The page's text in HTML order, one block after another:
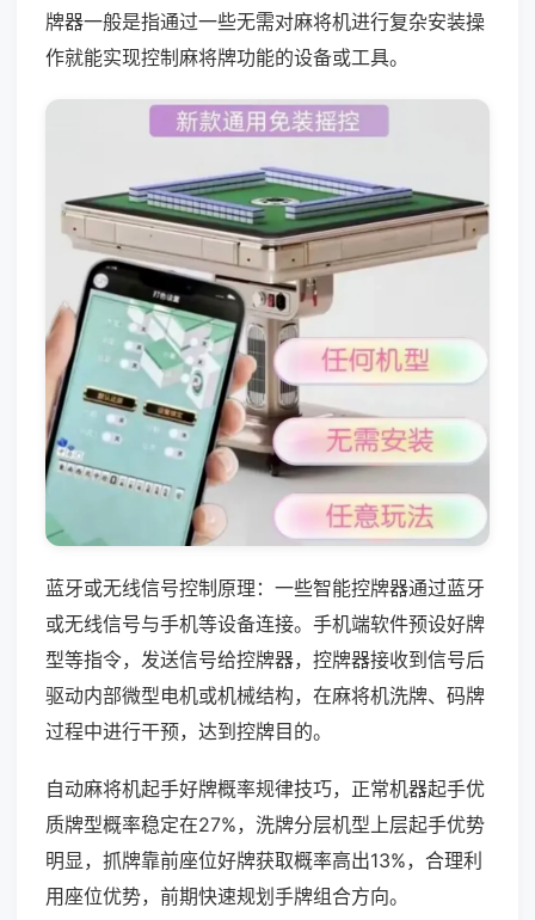
牌器一般是指通过一些无需对麻将机进行复杂安装操
作就能实现控制麻将牌功能的设备或工具。
蓝牙或无线信号控制原理：一些智能控牌器通过蓝牙
或无线信号与手机等设备连接。手机端软件预设好牌
型等指令，发送信号给控牌器，控牌器接收到信号后
驱动内部微型电机或机械结构，在麻将机洗牌、码牌
过程中进行干预，达到控牌目的。
自动麻将机起手好牌概率规律技巧，正常机器起手优
质牌型概率稳定在27%，洗牌分层机型上层起手优势
明显，抓牌靠前座位好牌获取概率高出13%，合理利
用座位优势，前期快速规划手牌组合方向。